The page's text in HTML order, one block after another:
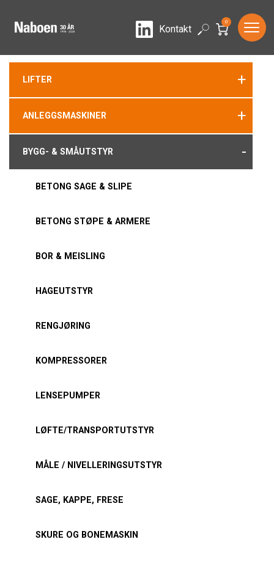
LinkedIn
Kontakt Search
0
LIFTER +
ANLEGGSMASKINER +
BYGG- & SMÅUTSTYR -
BETONG SAGE & SLIPE
BETONG STØPE & ARMERE
BOR & MEISLING
HAGEUTSTYR
RENGJØRING
KOMPRESSORER
LENSEPUMPER
LØFTE/TRANSPORTUTSTYR
MÅLE / NIVELLERINGSUTSTYR
SAGE, KAPPE, FRESE
SKURE OG BONEMASKIN